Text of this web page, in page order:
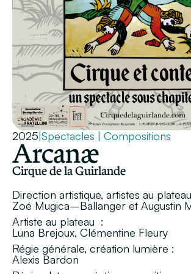
2025|Spectacles | Compositions
Arcanæ
Cirque de la Guirlande
Direction artistique, artistes au
Zoé Mugica–Ballanger et Augustin
Artiste au plateau :
Luna Brejoux, Clémentine Fleury
Régie générale, création lumière :
Alexis Bardon